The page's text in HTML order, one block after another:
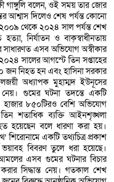
গাঙ্গুলি বলেন, ওই সময় তার জোর
আশ্বাস দিলেও শেষ পর্যন্ত কোনো
থেকে ২০২৪ সাল পর্যন্ত শেখ
হত্যা, নির্যাতন ও বাক্‌স্বাধীনতায়
সাধারণত এসব অভিযোগ অস্বীকার
সালের আগস্টে তিন সপ্তাহের
জন নিহত হন এবং হাসিনা সরকার
অধ্যাপক মুহাম্মদ ইউনূসের
নেয়। গুমের ঘটনা তদন্তে একটি
৮৫০টিরও বেশি অভিযোগ
শতাধিক ব্যক্তি আইনশৃঙ্খলা
হয়েছেন বলে ধারণা করা হয়।
শিরোনামে একটি তথ্যচিত্র প্রকাশ
বিবরণ তুলে ধরা হয়েছে।
এসব গুমের ঘটনার বিচার
সিদ্ধান্ত নেয়। গতকাল শেখ